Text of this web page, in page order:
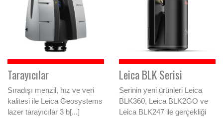
Tarayıcılar
Sıradışı menzil, hız ve veri
kalitesi ile Leica Geosystems
lazer tarayıcılar 3 b[...]
Leica BLK Serisi
Serinin yeni ürünleri Leica
BLK360, Leica BLK2GO ve
Leica BLK247 ile gerçekliği